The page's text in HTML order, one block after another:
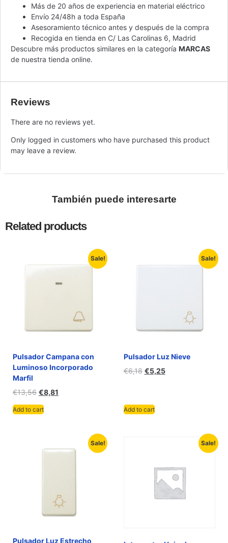
Más de 20 años de experiencia en material eléctrico
Envío 24/48h a toda España
Asesoramiento técnico antes y después de la compra
Recogida en tienda en C/ Las Carolinas 6, Madrid
Descubre más productos similares en la categoría MARCAS
de nuestra tienda online.
Reviews
There are no reviews yet.
Only logged in customers who have purchased this product
may leave a review.
También puede interesarte
Related products
Sale!
Pulsador Campana con
Luminoso Incorporado
Marfil
€13,56 €8,81
Add to cart
Sale!
Pulsador Luz Nieve
€6,18 €5,25
Add to cart
Sale!
Pulsador Luz Estrecho
Sale!